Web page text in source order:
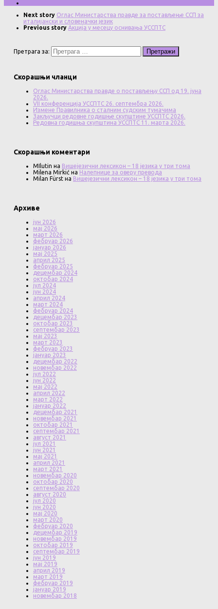
Next story Оглас Министарства правде за постављење ССП за
италијански и словеначки језик
Previous story Акција у месецу оснивања УССПТС
Претрага за:
Скорашњи чланци
Оглас Министарства правде о постављењу ССП од 19. јуна
2026.
VII конференција УССПТС 26. септембра 2026.
Измене Правилника о сталним судским тумачима
Закључци редовне годишње скупштине УССПТС 2026.
Редовна годишња скупштина УССПТС 11. марта 2026.
Скорашњи коментари
MIlutin на Вишејезични лексикон – 18 језика у три тома
Milena Mirkić на Налепнице за оверу превода
Milan Fürst на Вишејезични лексикон – 18 језика у три тома
Архиве
јун 2026
мај 2026
март 2026
фебруар 2026
јануар 2026
мај 2025
април 2025
фебруар 2025
децембар 2024
октобар 2024
јул 2024
јун 2024
април 2024
март 2024
фебруар 2024
децембар 2023
октобар 2023
септембар 2023
мај 2023
март 2023
фебруар 2023
јануар 2023
децембар 2022
новембар 2022
јул 2022
јун 2022
мај 2022
април 2022
март 2022
јануар 2022
децембар 2021
новембар 2021
октобар 2021
септембар 2021
август 2021
јул 2021
јун 2021
мај 2021
април 2021
март 2021
новембар 2020
октобар 2020
септембар 2020
август 2020
јул 2020
јун 2020
мај 2020
март 2020
фебруар 2020
децембар 2019
новембар 2019
октобар 2019
септембар 2019
јун 2019
мај 2019
април 2019
март 2019
фебруар 2019
јануар 2019
новембар 2018